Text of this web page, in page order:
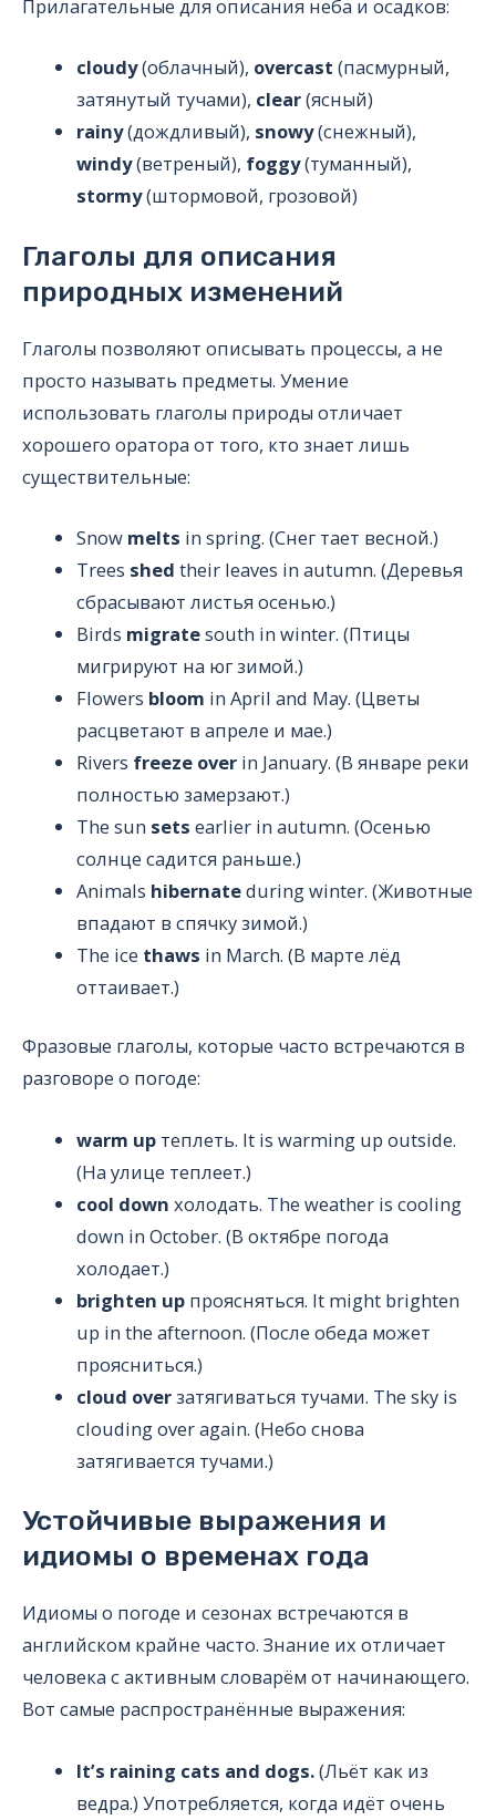
Прилагательные для описания неба и осадков:
cloudy(облачный), overcast (пасмурный,
затянутый тучами), clear(ясный)
rainy(дождливый), snowy(снежный),
windy(ветреный), foggy(туманный),
stormy(штормовой, грозовой)
Глаголы для описания
природных изменений
Глаголы позволяют описывать процессы, а не
просто называть предметы. Умение
использовать глаголы природы отличает
хорошего оратора от того, кто знает лишь
существительные:
Snow melts in spring. (Снег тает весной.)
Trees shed their leaves in autumn. (Деревья
сбрасывают листья осенью.)
Birds migratesouth in winter. (Птицы
мигрируют на юг зимой.)
Flowers bloom in April and May. (Цветы
расцветают в апреле и мае.)
Rivers freeze over in January. (В январе реки
полностью замерзают.)
The sun sets earlier in autumn. (Осенью
солнце садится раньше.)
Animals hibernateduring winter. (Животные
впадают в спячку зимой.)
The ice thaws in March. (В марте лёд
оттаивает.)
Фразовые глаголы, которые часто встречаются в
разговоре о погоде:
warm up теплеть. It is warming up outside.
(На улице теплеет.)
cool down холодать. The weather is cooling
down in October. (В октябре погода
холодает.)
brighten up проясняться. It might brighten
up in the afternoon. (После обеда может
проясниться.)
cloud overзатягиваться тучами. The sky is
clouding over again. (Небо снова
затягивается тучами.)
Устойчивые выражения и
идиомы о временах года
Идиомы о погоде и сезонах встречаются в
английском крайне часто. Знание их отличает
человека с активным словарём от начинающего.
Вот самые распространённые выражения:
It’s raining cats and dogs.(Льёт как из
ведра.) Употребляется, когда идёт очень